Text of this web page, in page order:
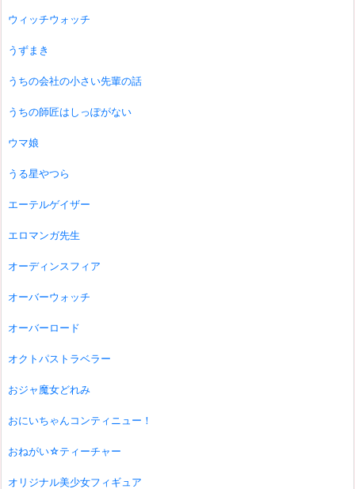
ウィッチウォッチ
うずまき
うちの会社の小さい先輩の話
うちの師匠はしっぽがない
ウマ娘
うる星やつら
エーテルゲイザー
エロマンガ先生
オーディンスフィア
オーバーウォッチ
オーバーロード
オクトパストラベラー
おジャ魔女どれみ
おにいちゃんコンティニュー！
おねがい☆ティーチャー
オリジナル美少女フィギュア